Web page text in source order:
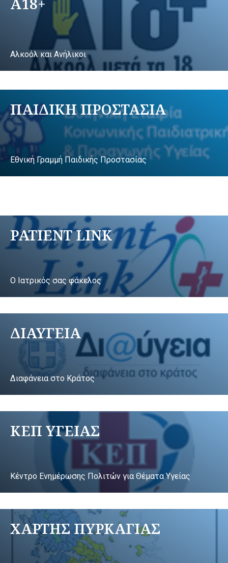
Αλκοόλ και Ανήλικοι
ΠΑΙΔΙΚΗ ΠΡΟΣΤΑΣΙΑ
Εθνική Γραμμή Παιδικής Προστασίας
PATIENT LINK
Ο Ιατρικός σας φάκελος
ΔΙΑΥΓΕΙΑ
Διαφάνεια στο Κράτος
ΚΕΠ ΥΓΕΙΑΣ
Κέντρο Ενημέρωσης Πολιτών για Θέματα Υγείας
ΧΑΡΤΗΣ ΠΥΡΚΑΓΙΑΣ